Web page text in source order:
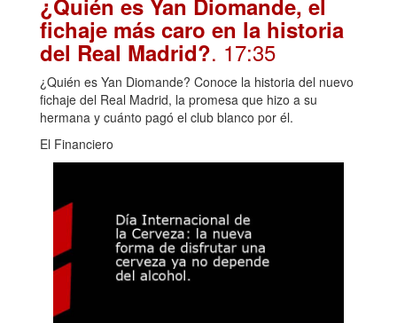
¿Quién es Yan Diomande, el
fichaje más caro en la historia
del Real Madrid?. 17:35
¿Quién es Yan Diomande? Conoce la historia del nuevo
fichaje del Real Madrid, la promesa que hizo a su
hermana y cuánto pagó el club blanco por él.
El Financiero